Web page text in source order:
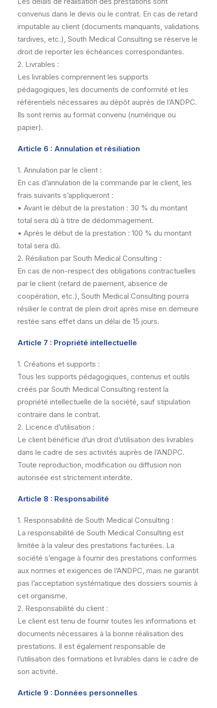
convenus dans le devis ou le contrat. En cas de retard
imputable au client (documents manquants, validations
tardives, etc.), South Medical Consulting se réserve le
droit de reporter les échéances correspondantes.
2. Livrables :
Les livrables comprennent les supports
pédagogiques, les documents de conformité et les
référentiels nécessaires au dépôt auprès de l’ANDPC.
Ils sont remis au format convenu (numérique ou
papier).
Article 6 : Annulation et résiliation
1. Annulation par le client :
En cas d’annulation de la commande par le client, les
frais suivants s’appliqueront :
• Avant le début de la prestation : 30 % du montant
total sera dû à titre de dédommagement.
• Après le début de la prestation : 100 % du montant
total sera dû.
2. Résiliation par South Medical Consulting :
En cas de non-respect des obligations contractuelles
par le client (retard de paiement, absence de
coopération, etc.), South Medical Consulting pourra
résilier le contrat de plein droit après mise en demeure
restée sans effet dans un délai de 15 jours.
Article 7 : Propriété intellectuelle
1. Créations et supports :
Tous les supports pédagogiques, contenus et outils
créés par South Medical Consulting restent la
propriété intellectuelle de la société, sauf stipulation
contraire dans le contrat.
2. Licence d’utilisation :
Le client bénéficie d’un droit d’utilisation des livrables
dans le cadre de ses activités auprès de l’ANDPC.
Toute reproduction, modification ou diffusion non
autorisée est strictement interdite.
Article 8 : Responsabilité
1. Responsabilité de South Medical Consulting :
La responsabilité de South Medical Consulting est
limitée à la valeur des prestations facturées. La
société s’engage à fournir des prestations conformes
aux normes et exigences de l’ANDPC, mais ne garantit
pas l’acceptation systématique des dossiers soumis à
cet organisme.
2. Responsabilité du client :
Le client est tenu de fournir toutes les informations et
documents nécessaires à la bonne réalisation des
prestations. Il est également responsable de
l’utilisation des formations et livrables dans le cadre de
son activité.
Article 9 : Données personnelles